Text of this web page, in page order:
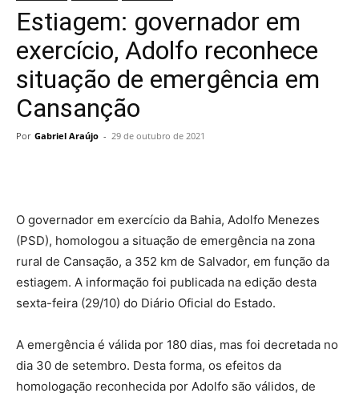
Estiagem: governador em
exercício, Adolfo reconhece
situação de emergência em
Cansanção
Por Gabriel Araújo - 29 de outubro de 2021
O governador em exercício da Bahia, Adolfo Menezes
(PSD), homologou a situação de emergência na zona
rural de Cansação, a 352 km de Salvador, em função da
estiagem. A informação foi publicada na edição desta
sexta-feira (29/10) do Diário Oficial do Estado.
A emergência é válida por 180 dias, mas foi decretada no
dia 30 de setembro. Desta forma, os efeitos da
homologação reconhecida por Adolfo são válidos, de